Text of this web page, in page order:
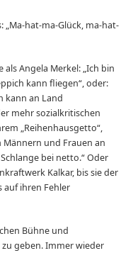
„Ma-hat-ma-Glück, ma-hat-
Angela Merkel: „Ich bin
kann fliegen“, oder:
kann an Land
mehr sozialkritischen
„Reihenhausgetto“,
und Frauen an
bei netto.“ Oder
Kalkar, bis sie der
auf ihren Fehler
Bühne und
geben. Immer wieder